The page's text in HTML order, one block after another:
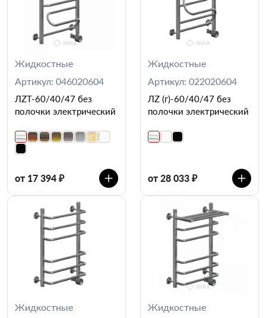
Жидкостные
Артикул: 046020604
ЛZT-60/40/47 без
полочки электрический
от 17 394 ₽
Жидкостные
Артикул: 022020604
ЛZ (г)-60/40/47 без
полочки электрический
от 28 033 ₽
Жидкостные
Жидкостные